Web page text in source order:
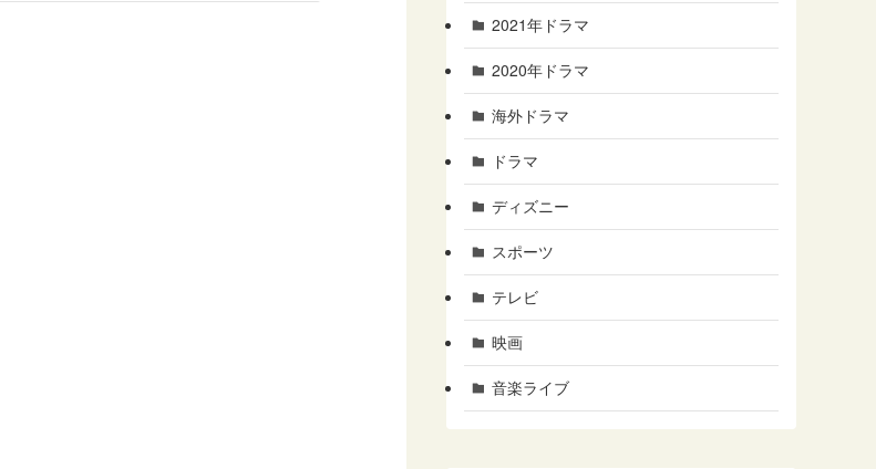
2021年ドラマ
2020年ドラマ
海外ドラマ
ドラマ
ディズニー
スポーツ
テレビ
映画
音楽ライブ